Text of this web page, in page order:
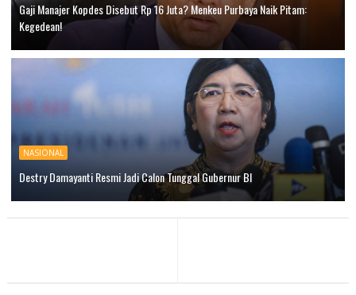
Gaji Manajer Kopdes Disebut Rp 16 Juta? Menkeu Purbaya Naik Pitam:
Kegedean!
NASIONAL
Destry Damayanti Resmi Jadi Calon Tunggal Gubernur BI